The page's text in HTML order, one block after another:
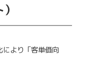
より「客単価向